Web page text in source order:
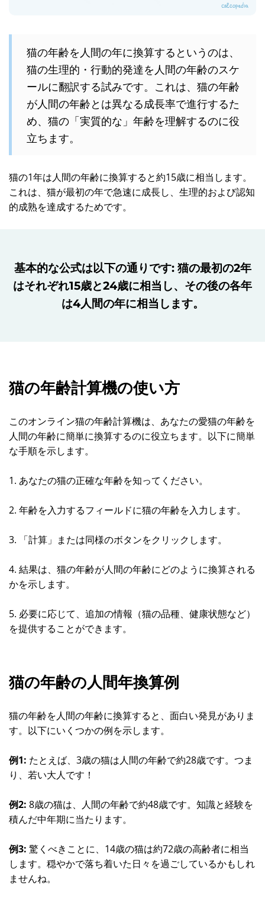
猫の年齢を人間の年に換算するというのは、
猫の生理的・行動的発達を人間の年齢のスケ
ールに翻訳する試みです。これは、猫の年齢
が人間の年齢とは異なる成長率で進行するた
め、猫の「実質的な」年齢を理解するのに役
立ちます。
猫の1年は人間の年齢に換算すると約15歳に相当します。
これは、猫が最初の年で急速に成長し、生理的および認知
的成熟を達成するためです。
基本的な公式は以下の通りです: 猫の最初の2年
はそれぞれ15歳と24歳に相当し、その後の各年
は4人間の年に相当します。
猫の年齢計算機の使い方
このオンライン猫の年齢計算機は、あなたの愛猫の年齢を
人間の年齢に簡単に換算するのに役立ちます。以下に簡単
な手順を示します。
1. あなたの猫の正確な年齢を知ってください。
2. 年齢を入力するフィールドに猫の年齢を入力します。
3. 「計算」または同様のボタンをクリックします。
4. 結果は、猫の年齢が人間の年齢にどのように換算される
かを示します。
5. 必要に応じて、追加の情報（猫の品種、健康状態など）
を提供することができます。
猫の年齢の人間年換算例
猫の年齢を人間の年齢に換算すると、面白い発見がありま
す。以下にいくつかの例を示します。
例1: たとえば、3歳の猫は人間の年齢で約28歳です。つま
り、若い大人です！
例2: 8歳の猫は、人間の年齢で約48歳です。知識と経験を
積んだ中年期に当たります。
例3: 驚くべきことに、14歳の猫は約72歳の高齢者に相当
します。穏やかで落ち着いた日々を過ごしているかもしれ
ませんね。